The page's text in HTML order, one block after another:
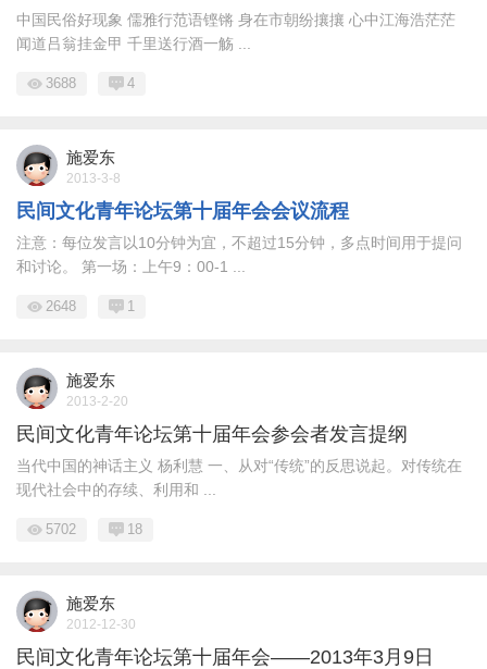
中国民俗好现象 儒雅行范语铿锵 身在市朝纷攘攘 心中江海浩茫茫
闻道吕翁挂金甲 千里送行酒一觞 ...
3688 4
施爱东
2013-3-8
民间文化青年论坛第十届年会会议流程
注意：每位发言以10分钟为宜，不超过15分钟，多点时间用于提问
和讨论。 第一场：上午9：00-1 ...
2648 1
施爱东
2013-2-20
民间文化青年论坛第十届年会参会者发言提纲
当代中国的神话主义 杨利慧 一、从对“传统”的反思说起。对传统在
现代社会中的存续、利用和 ...
5702 18
施爱东
2012-12-30
民间文化青年论坛第十届年会——2013年3月9日